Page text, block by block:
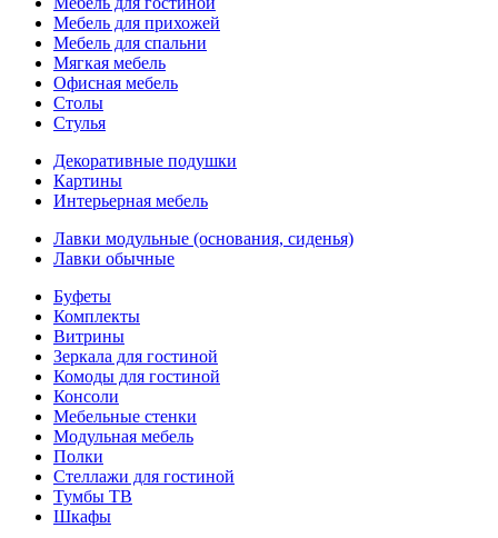
Мебель для прихожей
Мебель для спальни
Мягкая мебель
Офисная мебель
Столы
Стулья
Декоративные подушки
Картины
Интерьерная мебель
Лавки модульные (основания, сиденья)
Лавки обычные
Буфеты
Комплекты
Витрины
Зеркала для гостиной
Комоды для гостиной
Консоли
Мебельные стенки
Модульная мебель
Полки
Стеллажи для гостиной
Тумбы ТВ
Шкафы